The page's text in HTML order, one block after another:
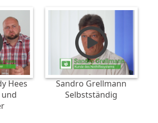
Hees
Sandro Grellmann
Selbstständig